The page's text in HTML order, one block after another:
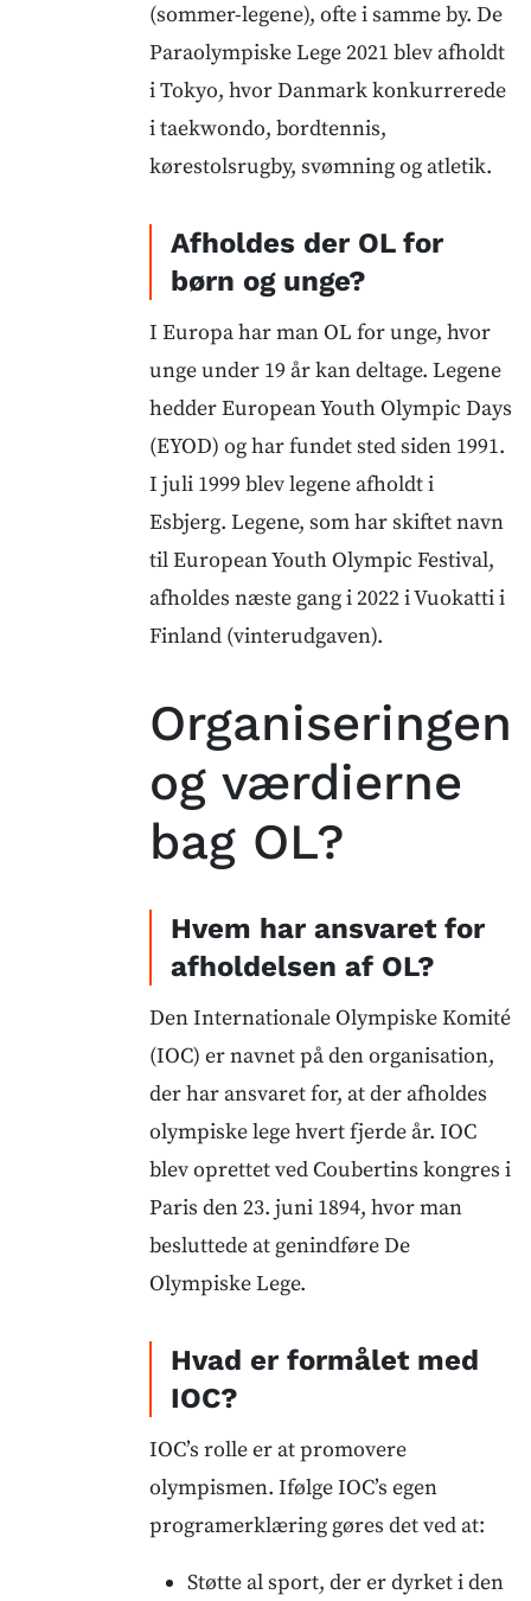
(sommer-legene), ofte i samme by. De
Paraolympiske Lege 2021 blev afholdt
i Tokyo, hvor Danmark konkurrerede
i taekwondo, bordtennis,
kørestolsrugby, svømning og atletik.
Afholdes der OL for
børn og unge?
I Europa har man OL for unge, hvor
unge under 19 år kan deltage. Legene
hedder European Youth Olympic Days
(EYOD) og har fundet sted siden 1991.
I juli 1999 blev legene afholdt i
Esbjerg. Legene, som har skiftet navn
til European Youth Olympic Festival,
afholdes næste gang i 2022 i Vuokatti i
Finland (vinterudgaven).
Organiseringen
og værdierne
bag OL?
Hvem har ansvaret for
afholdelsen af OL?
Den Internationale Olympiske Komité
(IOC) er navnet på den organisation,
der har ansvaret for, at der afholdes
olympiske lege hvert fjerde år. IOC
blev oprettet ved Coubertins kongres i
Paris den 23. juni 1894, hvor man
besluttede at genindføre De
Olympiske Lege.
Hvad er formålet med
IOC?
IOC’s rolle er at promovere
olympismen. Ifølge IOC’s egen
programerklæring gøres det ved at:
Støtte al sport, der er dyrket i den